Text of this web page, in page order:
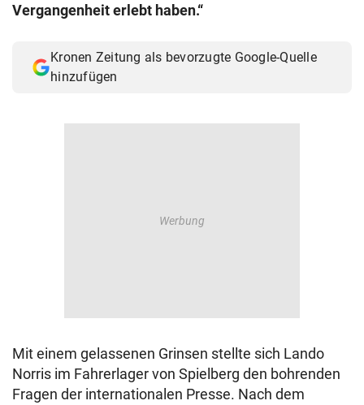
Vergangenheit erlebt haben.“
Kronen Zeitung als bevorzugte Google-Quelle
hinzufügen
Mit einem gelassenen Grinsen stellte sich Lando
Norris im Fahrerlager von Spielberg den bohrenden
Fragen der internationalen Presse. Nach dem